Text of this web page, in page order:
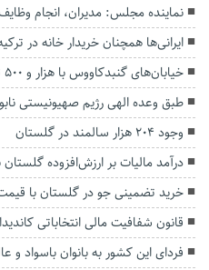
نماینده مجلس: مدیران، انجام
ایرانی‌ها همچنان خریدار خانه در
خیابان‌های گنبدکاووس با هزار و ۵۰۰ تن قیر اهدایی دولت نونوار شد
طبق وعده الهی رژیم صهیونیستی
وجود ۲۰۴ هزار سالمند در گلستان
درآمد مالیات بر ارزش‌افزوده
خرید تضمینی جو در گلستان با قیمت هر
قانون شفافیت مالی انتخاباتی
فردای این کشور به بانوان باسواد و